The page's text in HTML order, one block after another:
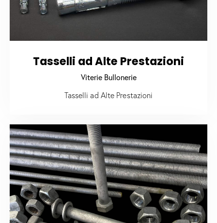
Tasselli ad Alte Prestazioni
Viterie Bullonerie
Tasselli ad Alte Prestazioni